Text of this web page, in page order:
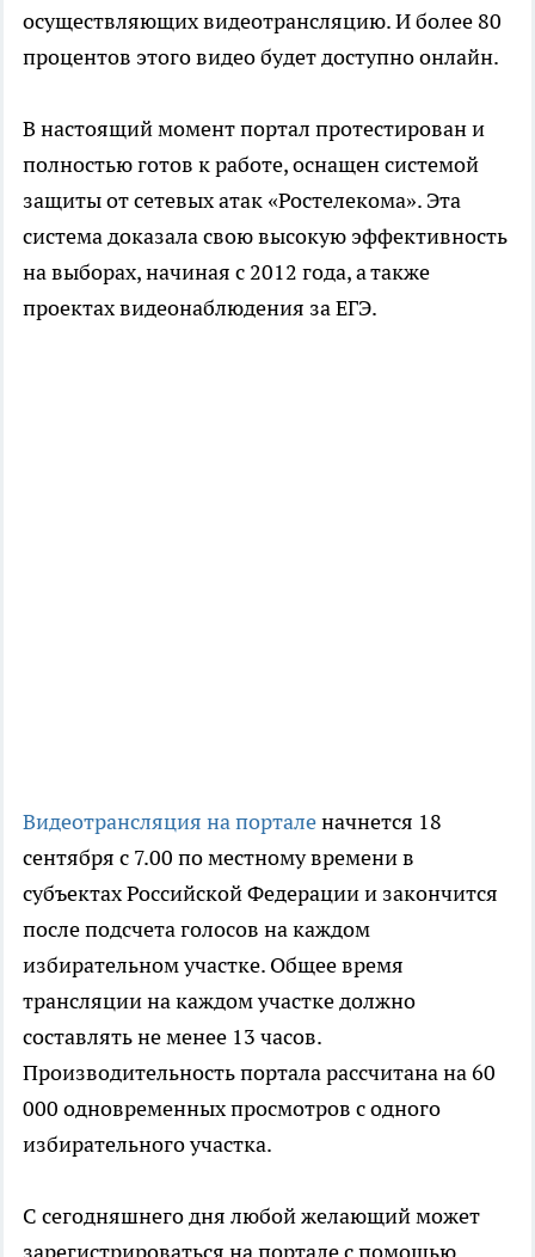
осуществляющих видеотрансляцию. И более 80
процентов этого видео будет доступно онлайн.
В настоящий момент портал протестирован и
полностью готов к работе, оснащен системой
защиты от сетевых атак «Ростелекома». Эта
система доказала свою высокую эффективность
на выборах, начиная с 2012 года, а также
проектах видеонаблюдения за ЕГЭ.
Видеотрансляция на порталеначнется 18
сентября с 7.00 по местному времени в
субъектах Российской Федерации и закончится
после подсчета голосов на каждом
избирательном участке. Общее время
трансляции на каждом участке должно
составлять не менее 13 часов.
Производительность портала рассчитана на 60
000 одновременных просмотров с одного
избирательного участка.
С сегодняшнего дня любой желающий может
зарегистрироваться на портале с помощью